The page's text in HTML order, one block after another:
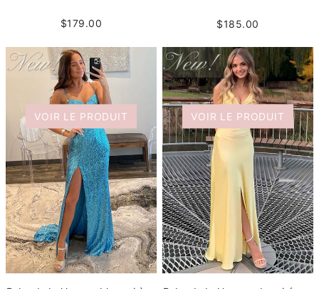
$179.00 $185.00
VOIR LE PRODUIT VOIR LE PRODUIT